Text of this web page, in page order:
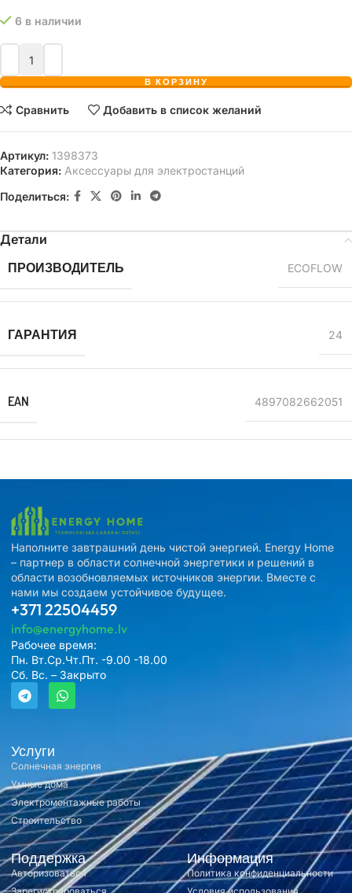
6 в наличии
В КОРЗИНУ
Сравнить Добавить в список желаний
Артикул: 1398373
Категория: Аксессуары для электростанций
Поделиться:
Детали
ПРОИЗВОДИТЕЛЬ
ECOFLOW
ГАРАНТИЯ 24
EAN 4897082662051
Услуги
Солнечная энергия
Умные дома
Электромонтажные работы
Строительство
Поддержка
Авторизоваться
Информация
Политика конфиденциальности
Наполните завтрашний день чистой энергией. Energy Home
– партнер в области солнечной энергетики и решений в
области возобновляемых источников энергии. Вместе с
нами мы создаем устойчивое будущее.
+371 22504459
info@energyhome.lv
Рабочее время:
Пн. Вт.Ср.Чт.Пт. -9.00 -18.00
Сб. Вс. – Закрыто